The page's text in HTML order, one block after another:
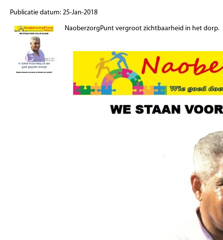
Publicatie datum: 25-Jan-2018
NaoberzorgPunt vergroot zichtbaarheid in het dorp.